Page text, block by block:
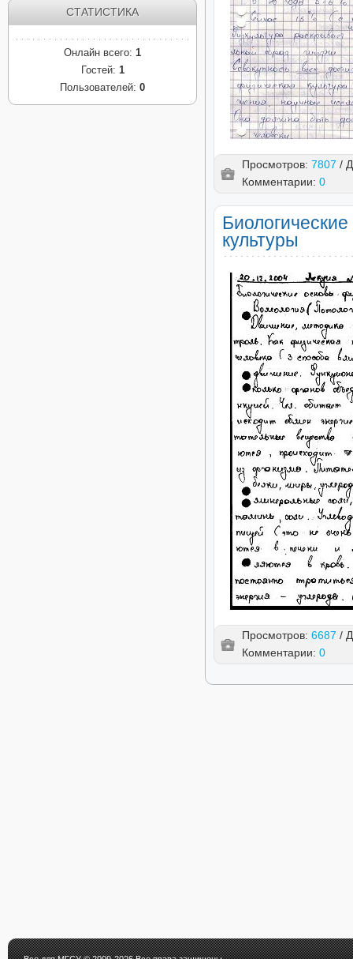
Просмотров: 7807 /
Комментарии: 0
культуры
Просмотров: 6687 /
Комментарии: 0
СТАТИСТИКА
Онлайн всего: 1
Гостей: 1
Пользователей: 0